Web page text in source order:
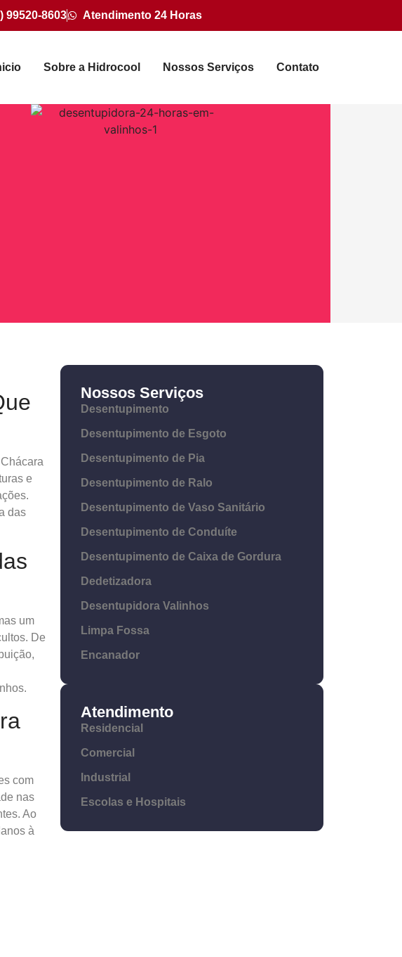
99520-8603 Atendimento 24 Horas
Sobre a Hidrocool Nossos Serviços Contato
e
das
um
De
com
nas
Ao
à
Nossos Serviços
Desentupimento
Desentupimento de Esgoto
Desentupimento de Pia
Desentupimento de Ralo
Desentupimento de Vaso Sanitário
Desentupimento de Conduíte
Desentupimento de Caixa de Gordura
Dedetizadora
Desentupidora Valinhos
Limpa Fossa
Encanador
Atendimento
Residencial
Comercial
Industrial
Escolas e Hospitais